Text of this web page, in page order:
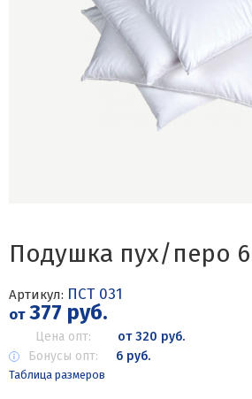
Подушка пух/перо
Артикул: ПСТ 031
от377 руб.
Цена опт:
от 320 руб.
Бонусы опт:
6 руб.
Таблица размеров